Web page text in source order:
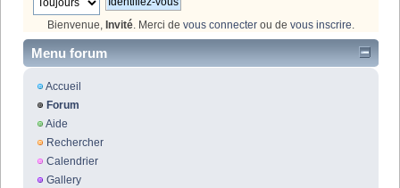
Bienvenue, Invité . Merci de vous connecter ou de vous inscrire
Menu forum
Accueil
Forum
Aide
Rechercher
Calendrier
Gallery